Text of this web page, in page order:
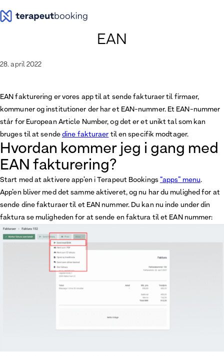
til
EAN
28. april 2022
EAN fakturering er vores app til at sende fakturaer til firmaer,
kommuner og institutioner der har et EAN-nummer. Et EAN-nummer
står for European Article Number, og det er et unikt tal som kan
bruges til at sendedine fakturaertil en specifik modtager.
Hvordan kommer jeg i gang med
EAN fakturering?
Start med at aktivere app’en i Terapeut Bookings“apps” menu.
App’en bliver med det samme aktiveret, og nu har du mulighed for at
sende dine fakturaer til et EAN nummer. Du kan nu inde under din
faktura se muligheden for at sende en faktura til et EAN nummer: